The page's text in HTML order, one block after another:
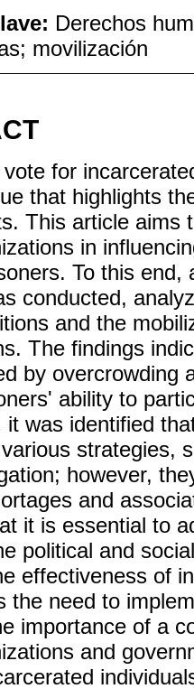
Derechos
movilización
for
that highlights
This article aims
in
To this
conducted,
and the
The findings
by overcrowding
ability to
it was identified
strategies,
however,
and
it is essential to
political and
effectiveness of
the need to
importance of a
and